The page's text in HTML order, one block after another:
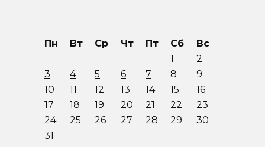
Пн Вт Ср Чт Пт Сб
Вс
1
2
3
4 5 6 7 8
9
10
11 12 13 14 15
16
17
18 19 20 21 22
23
24
25 26 27 28 29
30
31